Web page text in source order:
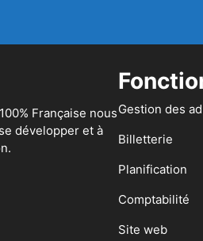
Française nous
développer et à
Gestion des
Billetterie
Planification
Comptabilité
Site web